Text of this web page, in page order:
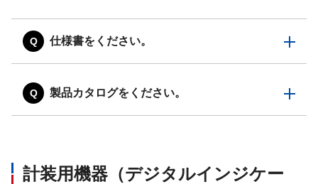
仕様書をください。
製品カタログをください。
計装用機器（デジタルインジケー